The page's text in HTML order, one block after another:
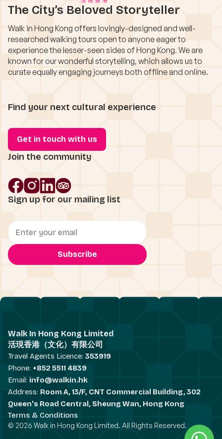
The City’s Beloved Storyteller
Walk in Hong Kong offers lovingly-designed and well-
researched walking tours open to anyone eager to
experience the lesser-seen sides of Hong Kong. We are
known for our wonderful storytelling, which allows us to
curate equally engaging journeys both offline and online.
Find your next cultural experience
Get in touch with us
Join the community
Sign up for our mailing list
Walk In Hong Kong Limited
活現香港（文化）有限公司
Travel Agents Licence: 353919
Phone: +852 5511 4839
Email: info@walkin.hk
Address: Room A, 13/F, CNT Commercial Building, 302
Queen's Road Central, Sheung Wan, Hong Kong
Terms & Conditions
© 2026 Walk in Hong Kong Limited. All Rights Reserved.